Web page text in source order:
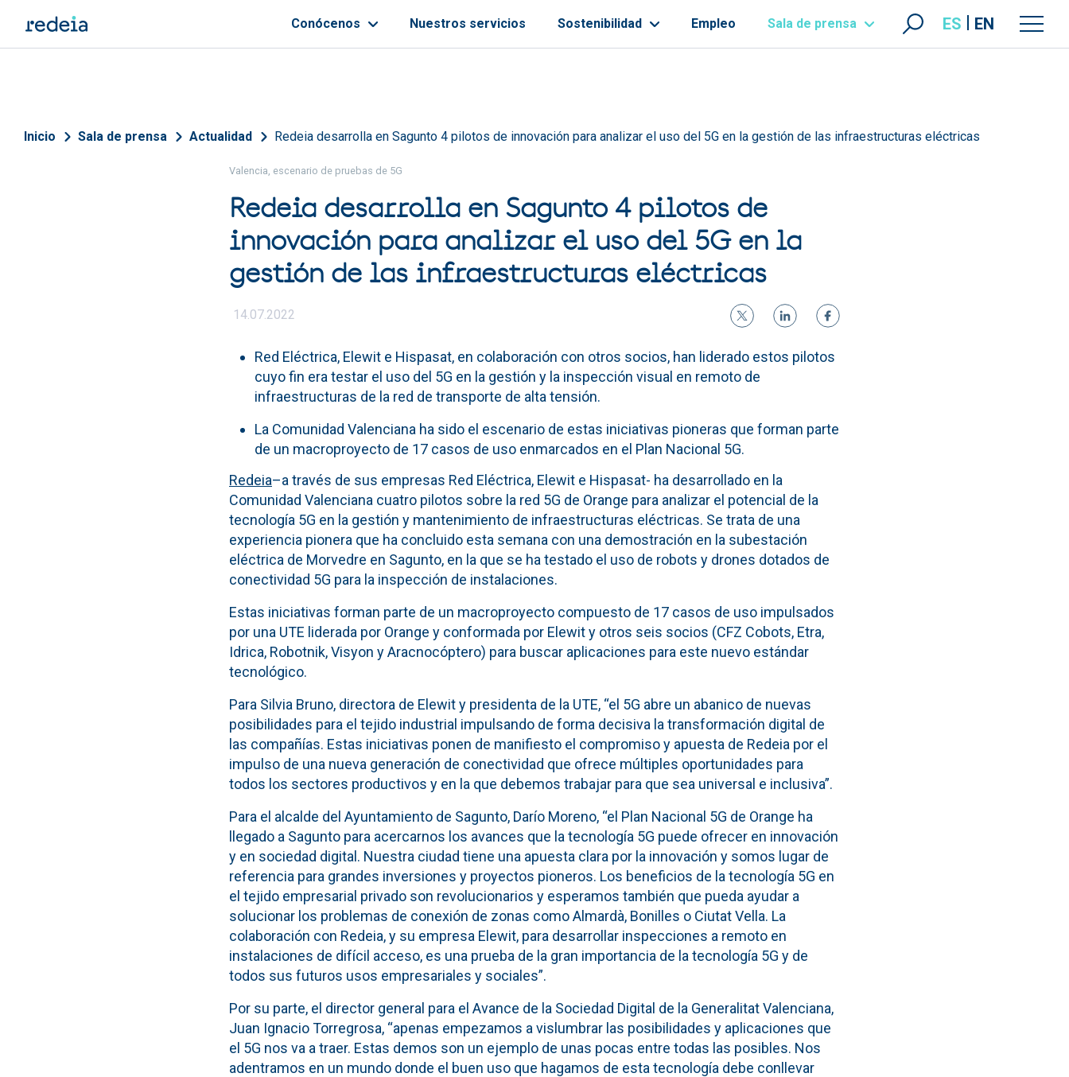
Conócenos Nuestros servicios Sostenibilidad Empleo Sala de prensa ES EN
Sobrescribir enlaces de ayuda a la navegación
Inicio Sala de prensa Actualidad Redeia desarrolla en Sagunto 4 pilotos de innovación para analizar el uso del 5G en la gestión de las infraestructuras eléctricas
Valencia, escenario de pruebas de 5G
Redeia desarrolla en Sagunto 4 pilotos de
innovación para analizar el uso del 5G en la
gestión de las infraestructuras eléctricas
14.07.2022
Red Eléctrica, Elewit e Hispasat, en colaboración con otros socios, han liderado estos pilotos
cuyo fin era testar el uso del 5G en la gestión y la inspección visual en remoto de
infraestructuras de la red de transporte de alta tensión.
La Comunidad Valenciana ha sido el escenario de estas iniciativas pioneras que forman parte
de un macroproyecto de 17 casos de uso enmarcados en el Plan Nacional 5G.
Redeia–a través de sus empresas Red Eléctrica, Elewit e Hispasat- ha desarrollado en la
Comunidad Valenciana cuatro pilotos sobre la red 5G de Orange para analizar el potencial de la
tecnología 5G en la gestión y mantenimiento de infraestructuras eléctricas. Se trata de una
experiencia pionera que ha concluido esta semana con una demostración en la subestación
eléctrica de Morvedre en Sagunto, en la que se ha testado el uso de robots y drones dotados de
conectividad 5G para la inspección de instalaciones.
Estas iniciativas forman parte de un macroproyecto compuesto de 17 casos de uso impulsados
por una UTE liderada por Orange y conformada por Elewit y otros seis socios (CFZ Cobots, Etra,
Idrica, Robotnik, Visyon y Aracnocóptero) para buscar aplicaciones para este nuevo estándar
tecnológico.
Para Silvia Bruno, directora de Elewit y presidenta de la UTE, “el 5G abre un abanico de nuevas
posibilidades para el tejido industrial impulsando de forma decisiva la transformación digital de
las compañías. Estas iniciativas ponen de manifiesto el compromiso y apuesta de Redeia por el
impulso de una nueva generación de conectividad que ofrece múltiples oportunidades para
todos los sectores productivos y en la que debemos trabajar para que sea universal e inclusiva”.
Para el alcalde del Ayuntamiento de Sagunto, Darío Moreno, “el Plan Nacional 5G de Orange ha
llegado a Sagunto para acercarnos los avances que la tecnología 5G puede ofrecer en innovación
y en sociedad digital. Nuestra ciudad tiene una apuesta clara por la innovación y somos lugar de
referencia para grandes inversiones y proyectos pioneros. Los beneficios de la tecnología 5G en
el tejido empresarial privado son revolucionarios y esperamos también que pueda ayudar a
solucionar los problemas de conexión de zonas como Almardà, Bonilles o Ciutat Vella. La
colaboración con Redeia, y su empresa Elewit, para desarrollar inspecciones a remoto en
instalaciones de difícil acceso, es una prueba de la gran importancia de la tecnología 5G y de
todos sus futuros usos empresariales y sociales”.
Por su parte, el director general para el Avance de la Sociedad Digital de la Generalitat Valenciana,
Juan Ignacio Torregrosa, “apenas empezamos a vislumbrar las posibilidades y aplicaciones que
el 5G nos va a traer. Estas demos son un ejemplo de unas pocas entre todas las posibles. Nos
adentramos en un mundo donde el buen uso que hagamos de esta tecnología debe conllevar